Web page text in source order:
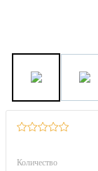
Количество